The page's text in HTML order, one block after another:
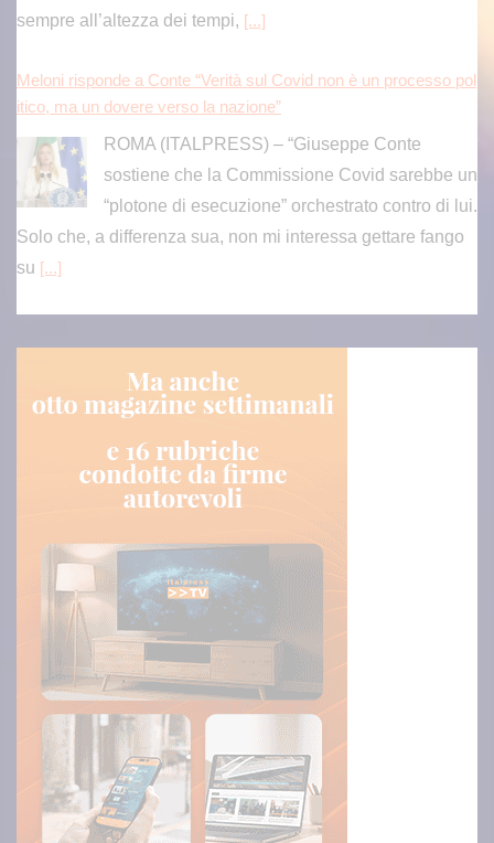
sempre all’altezza dei tempi, [...]
Meloni risponde a Conte “Verità sul Covid non è un processo pol
itico, ma un dovere verso la nazione”
ROMA (ITALPRESS) – “Giuseppe Conte
sostiene che la Commissione Covid sarebbe un
“plotone di esecuzione” orchestrato contro di lui.
Solo che, a differenza sua, non mi interessa gettare fango
su [...]